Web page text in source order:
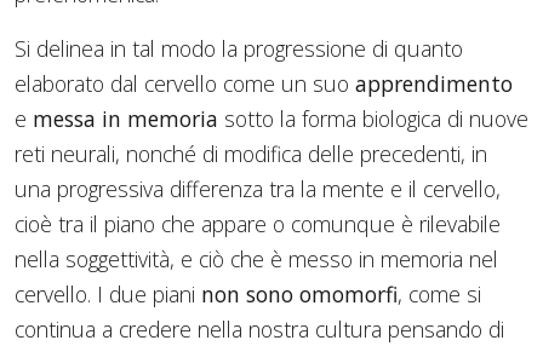
Si delinea in tal modo la progressione di quanto
elaborato dal cervello come un suo apprendimento
e messa in memoria sotto la forma biologica di nuove
reti neurali, nonché di modifica delle precedenti, in
una progressiva differenza tra la mente e il cervello,
cioè tra il piano che appare o comunque è rilevabile
nella soggettività, e ciò che è messo in memoria nel
cervello. I due piani non sono omomorfi, come si
continua a credere nella nostra cultura pensando di